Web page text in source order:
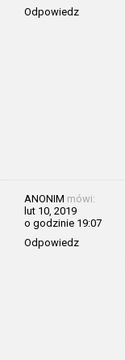
Odpowiedz
ANONIM mówi:
lut 10, 2019
o godzinie 19:07
Odpowiedz